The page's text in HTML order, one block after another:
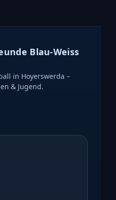
Blau-Weiss
in Hoyerswerda –
& Jugend.